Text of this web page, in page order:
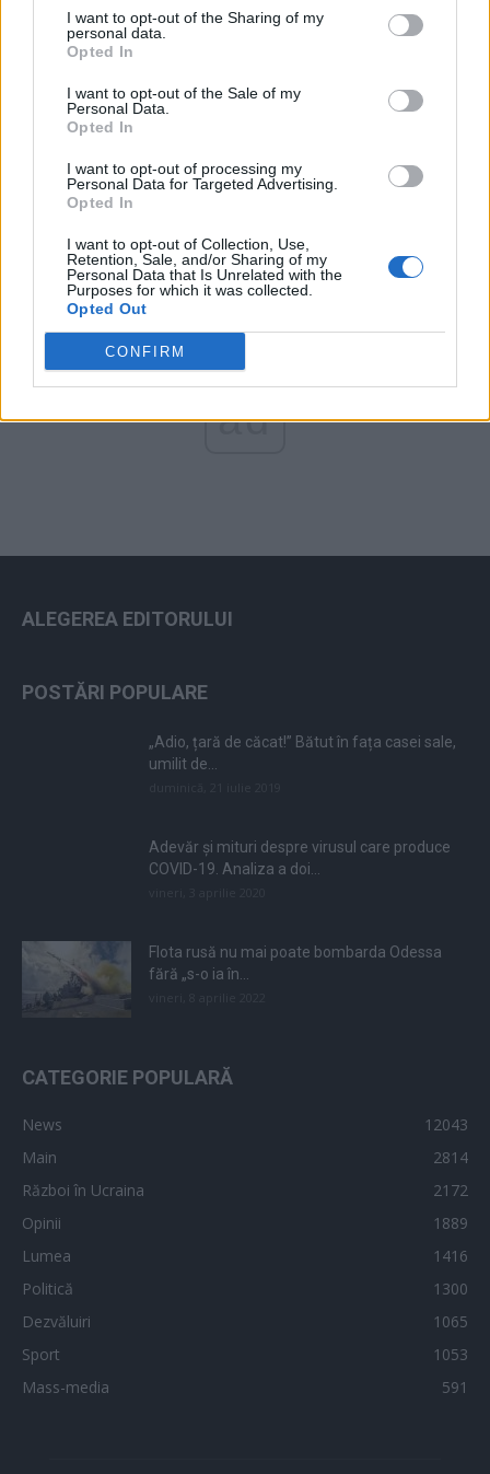
I want to opt-out of the Sharing of my
personal data.
Opted In
I want to opt-out of the Sale of my
Personal Data.
Opted In
I want to opt-out of processing my
Personal Data for Targeted Advertising.
Opted In
I want to opt-out of Collection, Use,
Retention, Sale, and/or Sharing of my
Personal Data that Is Unrelated with the
Purposes for which it was collected.
Opted Out
CONFIRM
România pe Primul Loc (Ponta)
Altul
Arhiva sondajelor
ad
ALEGEREA EDITORULUI
POSTĂRI POPULARE
„Adio, țară de căcat!” Bătut în fața casei sale,
umilit de...
Adevăr și mituri despre virusul care produce
COVID-19. Analiza a doi...
Flota rusă nu mai poate bombarda Odessa
fără „s-o ia în...
CATEGORIE POPULARĂ
News
12043
Main
2814
Război în Ucraina
2172
Opinii
1889
Lumea
1416
Politică
1300
Dezvăluiri
1065
Sport
1053
Mass-media
591